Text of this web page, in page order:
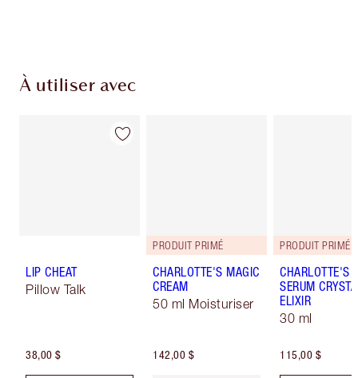
À utiliser avec
LIP CHEAT
Pillow Talk
38,00 $
PRODUIT PRIMÉ
CHARLOTTE'S MAGIC
CREAM
50 ml Moisturiser
142,00 $
PRODUIT PRIMÉ
CHARLOTTE'S
SERUM
ELIXIR
30 ml
115,00 $